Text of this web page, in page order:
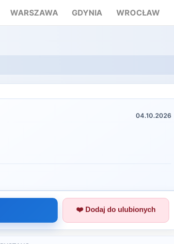
WARSZAWA GDYNIA WROCŁAW
04.10.2026
❤️ Dodaj do ulubionych